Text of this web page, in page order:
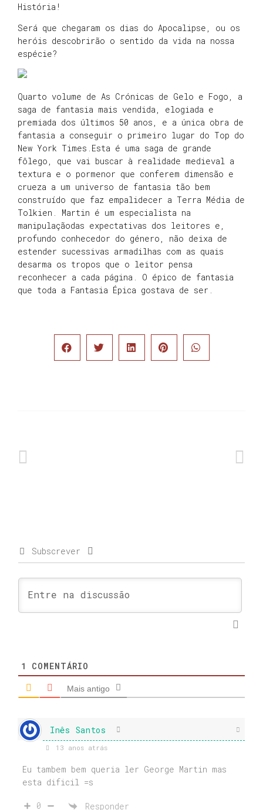
História!
Será que chegaram os dias do Apocalipse, ou os
heróis descobrirão o sentido da vida na nossa
espécie?
Quarto volume de As Crónicas de Gelo e Fogo, a
saga de fantasia mais vendida, elogiada e
premiada dos últimos 50 anos, e a única obra de
fantasia a conseguir o primeiro lugar do Top do
New York Times.Esta é uma saga de grande
fôlego, que vai buscar à realidade medieval a
textura e o pormenor que conferem dimensão e
crueza a um universo de fantasia tão bem
construído que faz empalidecer a Terra Média de
Tolkien. Martin é um especialista na
manipulaçãodas expectativas dos leitores e,
profundo conhecedor do género, não deixa de
estender sucessivas armadilhas com as quais
desarma os tropos que o leitor pensa
reconhecer a cada página. O épico de fantasia
que toda a Fantasia Épica gostava de ser.
Subscrever
1 COMENTÁRIO
Mais antigo
Inês Santos
13 anos atrás
Eu tambem bem queria ler George Martin mas
esta dificil =s
0 Responder